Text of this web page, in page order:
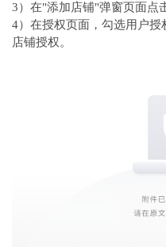
3）在"添加店铺"弹窗页面点
4）在授权页面，勾选用户授
店铺授权。